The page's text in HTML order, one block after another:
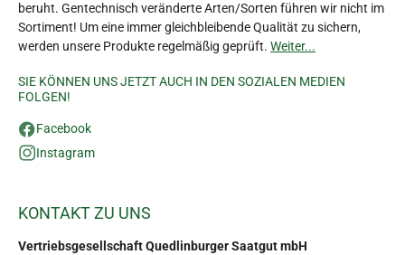
beruht. Gentechnisch veränderte Arten/Sorten führen wir nicht im
Sortiment! Um eine immer gleichbleibende Qualität zu sichern,
werden unsere Produkte regelmäßig geprüft. Weiter...
SIE KÖNNEN UNS JETZT AUCH IN DEN SOZIALEN MEDIEN
FOLGEN!
Facebook
Instagram
KONTAKT ZU UNS
Vertriebsgesellschaft Quedlinburger Saatgut mbH